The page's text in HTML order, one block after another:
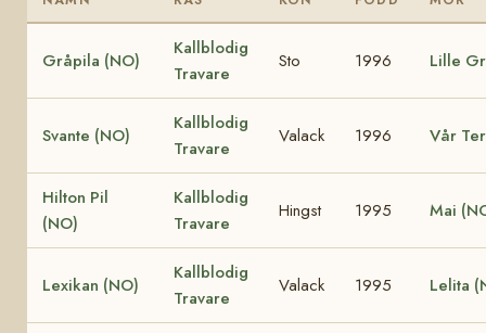
Gråpila (NO)
Kallblodig
Travare
Sto 1996 Lille
Svante (NO)
Kallblodig
Travare
Valack 1996 Vår
Hilton Pil
(NO)
Kallblodig
Travare
Hingst 1995 Mai
Lexikan (NO)
Kallblodig
Travare
Valack 1995 Lelita